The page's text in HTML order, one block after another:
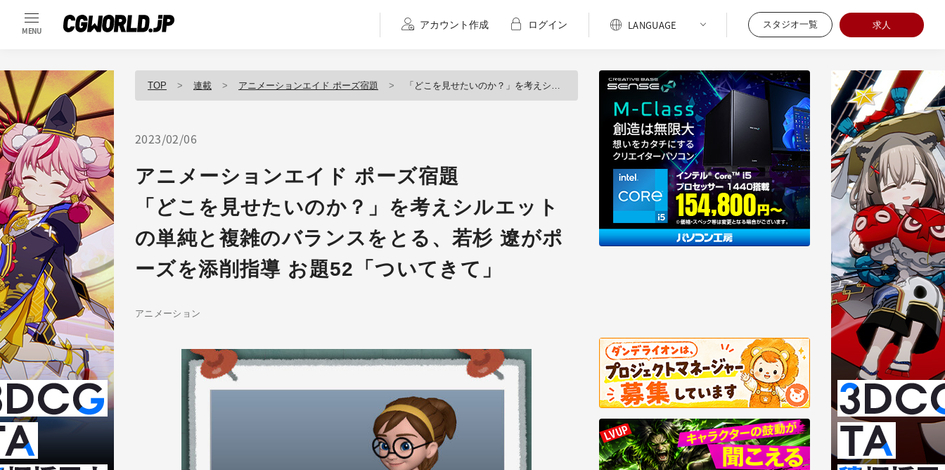
MENU
アカウント作成 ログイン スタジオ一覧 求人
TOP 連載 アニメーションエイド ポーズ宿題 「どこを見せたいのか？」を考えシルエットの単純と複雑のバランスをとる、若杉 遼がポーズを添削指導 お題52「ついてきて」
2023/02/06
アニメーションエイド ポーズ宿題
「どこを見せたいのか？」を考えシルエット
の単純と複雑のバランスをとる、若杉 遼がポ
ーズを添削指導 お題52「ついてきて」
アニメーション